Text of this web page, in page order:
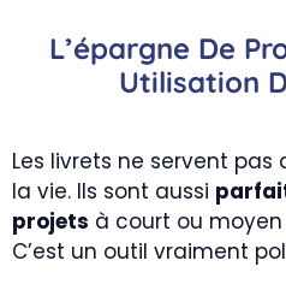
L’épargne De
Utilisation
Les livrets ne servent pas
la vie. Ils sont aussi
projets à court ou
C’est un outil vraiment